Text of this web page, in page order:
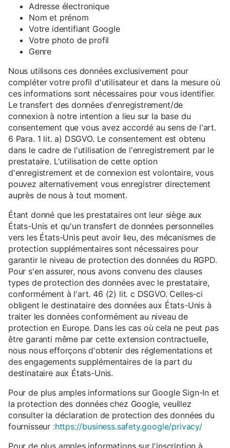
Adresse électronique
Nom et prénom
Votre identifiant Google
Votre photo de profil
Genre
Nous utilisons ces données exclusivement pour
compléter votre profil d'utilisateur et dans la mesure où
ces informations sont nécessaires pour vous identifier.
Le transfert des données d'enregistrement/de
connexion à notre intention a lieu sur la base du
consentement que vous avez accordé au sens de l'art.
6 Para. 1 lit. a) DSGVO. Le consentement est obtenu
dans le cadre de l'utilisation de l'enregistrement par le
prestataire. L'utilisation de cette option
d'enregistrement et de connexion est volontaire, vous
pouvez alternativement vous enregistrer directement
auprès de nous à tout moment.
Étant donné que les prestataires ont leur siège aux
États-Unis et qu'un transfert de données personnelles
vers les États-Unis peut avoir lieu, des mécanismes de
protection supplémentaires sont nécessaires pour
garantir le niveau de protection des données du RGPD.
Pour s'en assurer, nous avons convenu des clauses
types de protection des données avec le prestataire,
conformément à l'art. 46 (2) lit. c DSGVO. Celles-ci
obligent le destinataire des données aux États-Unis à
traiter les données conformément au niveau de
protection en Europe. Dans les cas où cela ne peut pas
être garanti même par cette extension contractuelle,
nous nous efforçons d'obtenir des réglementations et
des engagements supplémentaires de la part du
destinataire aux États-Unis.
Pour de plus amples informations sur Google Sign-In et
la protection des données chez Google, veuillez
consulter la déclaration de protection des données du
fournisseur :https://business.safety.google/privacy/
Pour de plus amples informations sur l'inscription à